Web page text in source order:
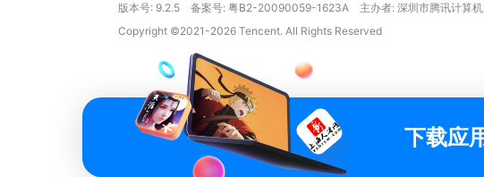
版本号: 9.2.5 备案号: 粤B2-20090059-1623A
主办者: 深圳市腾讯计算
Copyright ©2021-2026 Tencent. All Rights Reserved
下载应